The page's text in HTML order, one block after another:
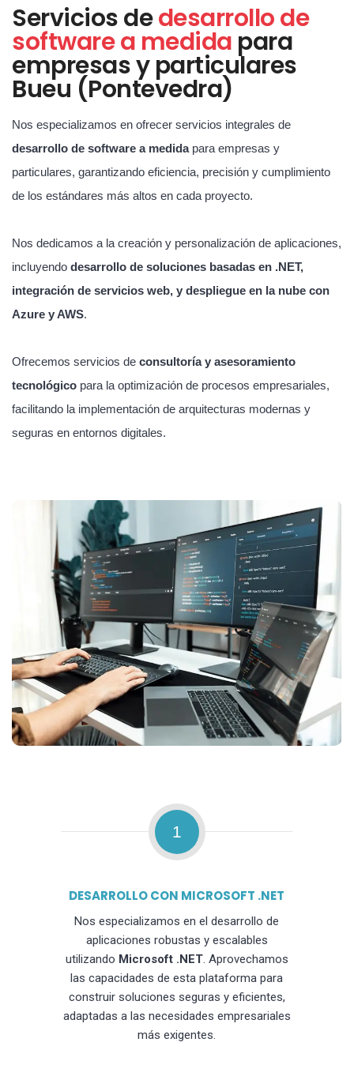
Servicios dedesarrollo de
software a medida para
empresas y particulares
Bueu (Pontevedra)
Nos especializamos en ofrecer servicios integrales de
desarrollo de software a medidapara empresas y
particulares, garantizando eficiencia, precisión y cumplimiento
de los estándares más altos en cada proyecto.
Nos dedicamos a la creación y personalización de aplicaciones,
incluyendo desarrollo de soluciones basadas en .NET,
integración de servicios web, y despliegue en la nube con
Azure y AWS.
Ofrecemos servicios de consultoría y asesoramiento
tecnológico para la optimización de procesos empresariales,
facilitando la implementación de arquitecturas modernas y
seguras en entornos digitales.
1
DESARROLLO CON MICROSOFT .NET
Nos especializamos en el desarrollo de
aplicaciones robustas y escalables
utilizando Microsoft .NET. Aprovechamos
las capacidades de esta plataforma para
construir soluciones seguras y eficientes,
adaptadas a las necesidades empresariales
más exigentes.